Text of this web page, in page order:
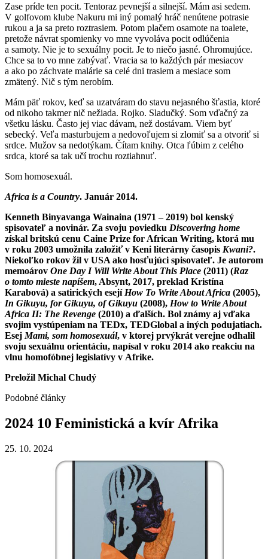
Zase príde ten pocit. Tentoraz pevnejší a silnejší. Mám asi sedem.
V golfovom klube Nakuru mi iný pomalý hráč nenútene potrasie
rukou a ja sa preto roztrasiem. Potom plačem osamote na toalete,
pretože návrat spomienky vo mne vyvoláva pocit odlúčenia
a samoty. Nie je to sexuálny pocit. Je to niečo jasné. Ohromujúce.
Chce sa to vo mne zabývať. Vracia sa to každých pár mesiacov
a ako po záchvate malárie sa celé dni trasiem a mesiace som
zmätený. Nič s tým nerobím.
Mám päť rokov, keď sa uzatváram do stavu nejasného šťastia, ktoré
od nikoho takmer nič nežiada. Rojko. Sladučký. Som vďačný za
všetku lásku. Často jej viac dávam, než dostávam. Viem byť
sebecký. Veľa masturbujem a nedovoľujem si zlomiť sa a otvoriť si
srdce. Mužov sa nedotýkam. Čítam knihy. Otca ľúbim z celého
srdca, ktoré sa tak učí trochu roztiahnuť.
Som homosexuál.
Africa is a Country. Január 2014.
Kenneth Binyavanga Wainaina (1971 – 2019) bol kenský
spisovateľ a novinár. Za svoju poviedku Discovering home
získal britskú cenu Caine Prize for African Writing, ktorá mu
v roku 2003 umožnila založiť v Keni literárny časopis Kwani?.
Niekoľko rokov žil v USA ako hosťujúci spisovateľ. Je autorom
memoárov One Day I Will Write About This Place (2011) (Raz
o tomto mieste napíšem, Absynt, 2017, preklad Kristína
Karabová) a satirických esejí How To Write About Africa (2005),
In Gikuyu, for Gikuyu, of Gikuyu (2008), How to Write About
Africa II: The Revenge (2010) a ďalších. Bol známy aj vďaka
svojim vystúpeniam na TEDx, TEDGlobal a iných podujatiach.
Esej Mami, som homosexuál, v ktorej prvýkrát verejne odhalil
svoju sexuálnu orientáciu, napísal v roku 2014 ako reakciu na
vlnu homofóbnej legislatívy v Afrike.
Preložil Michal Chudý
Podobné články
2024 10 Feministická a kvír Afrika
25. 10. 2024